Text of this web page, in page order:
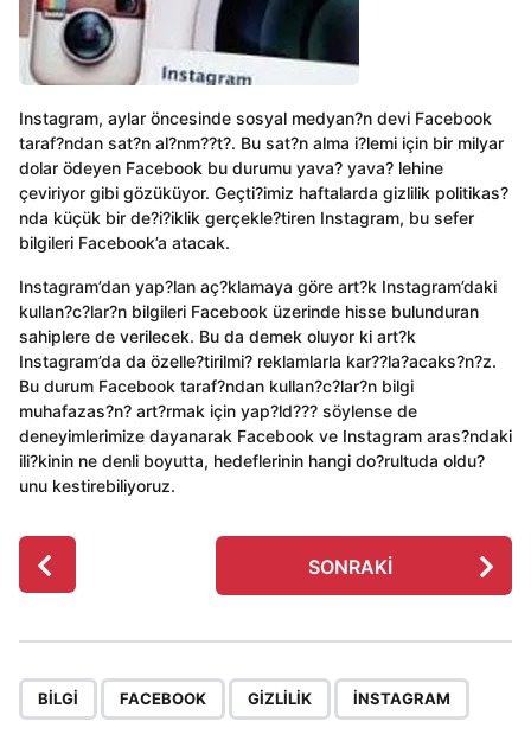
Instagram, aylar öncesinde sosyal medyan?n devi Facebook
taraf?ndan sat?n al?nm??t?. Bu sat?n alma i?lemi için bir milyar
dolar ödeyen Facebook bu durumu yava? yava? lehine
çeviriyor gibi gözüküyor. Geçti?imiz haftalarda gizlilik politikas?
nda küçük bir de?i?iklik gerçekle?tiren Instagram, bu sefer
bilgileri Facebook’a atacak.
Instagram’dan yap?lan aç?klamaya göre art?k Instagram’daki
kullan?c?lar?n bilgileri Facebook üzerinde hisse bulunduran
sahiplere de verilecek. Bu da demek oluyor ki art?k
Instagram’da da özelle?tirilmi? reklamlarla kar??la?acaks?n?z.
Bu durum Facebook taraf?ndan kullan?c?lar?n bilgi
muhafazas?n? art?rmak için yap?ld??? söylense de
deneyimlerimize dayanarak Facebook ve Instagram aras?ndaki
ili?kinin ne denli boyutta, hedeflerinin hangi do?rultuda oldu?
unu kestirebiliyoruz.
P
o
t
P
a
SONRAKI
BILGI FACEBOOK GIZLILIK INSTAGRAM